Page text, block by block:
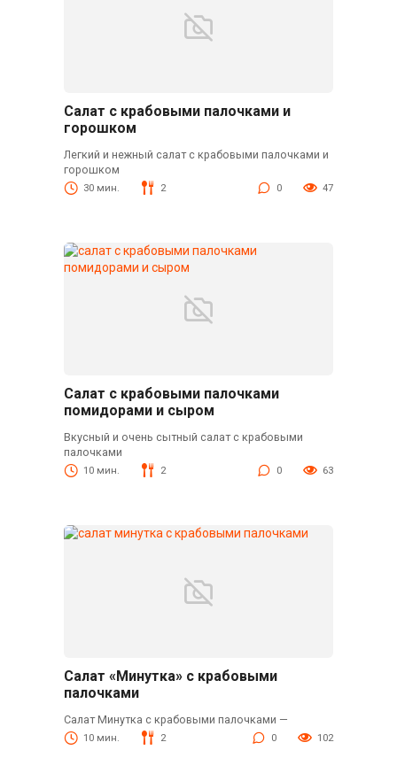
Салат с крабовыми палочками и
горошком
Легкий и нежный салат с крабовыми палочками и
горошком
30 мин. 2 0 47
Салат с крабовыми палочками
помидорами и сыром
Вкусный и очень сытный салат с крабовыми
палочками
10 мин. 2 0 63
Салат «Минутка» с крабовыми
палочками
Салат Минутка с крабовыми палочками —
10 мин. 2 0 102